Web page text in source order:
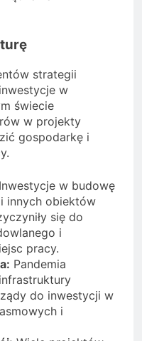
strategii
w
świecie
w projekty
gospodarkę i
Inwestycje w budowę
innych obiektów
się do
i
pracy.
Pandemia
do inwestycji w
i